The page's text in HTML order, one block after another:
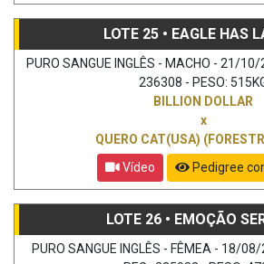
LOTE 25 • EAGLE HAS
PURO SANGUE INGLÊS - MACHO - 21/
236308 - PESO:
BILLION DOLLAR
x
QUERO CAT(USA)
Vídeo
Pedigree
LOTE 26 • EMOÇÃO
PURO SANGUE INGLÊS - FÊMEA - 18/